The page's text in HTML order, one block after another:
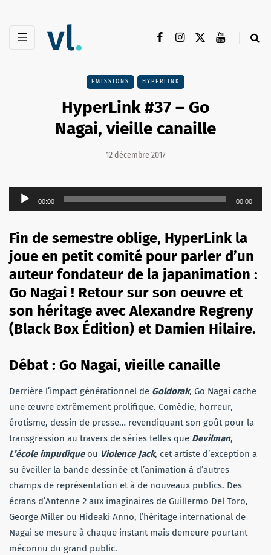
EMISSIONS HYPERLINK
HyperLink #37 – Go
Nagai, vieille canaille
12 décembre 2017
Lecteur
audio
00:00 00:00
Fin de semestre oblige, HyperLink la
joue en petit comité pour parler d’un
auteur fondateur de la japanimation :
Go Nagai ! Retour sur son oeuvre et
son héritage avec Alexandre Regreny
(Black Box Édition) et Damien Hilaire.
Débat : Go Nagai, vieille canaille
Derrière l’impact générationnel de Goldorak, Go Nagai cache
une œuvre extrêmement prolifique. Comédie, horreur,
érotisme, dessin de presse… revendiquant son goût pour la
transgression au travers de séries telles que Devilman,
L’école impudiqueou Violence Jack, cet artiste d’exception a
su éveiller la bande dessinée et l’animation à d’autres
champs de représentation et à de nouveaux publics. Des
écrans d’Antenne 2 aux imaginaires de Guillermo Del Toro,
George Miller ou Hideaki Anno, l’héritage international de
Nagai se mesure à chaque instant mais demeure pourtant
méconnu du grand public.